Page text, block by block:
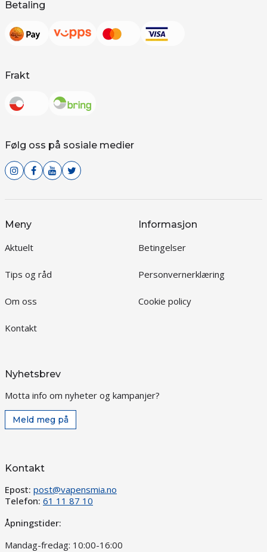
Betaling
Frakt
Følg oss på sosiale medier
Meny
Aktuelt
Tips og råd
Om oss
Kontakt
Informasjon
Betingelser
Personvernerklæring
Cookie policy
Nyhetsbrev
Motta info om nyheter og kampanjer?
Meld meg på
Kontakt
Epost: post@vapensmia.no
Telefon: 61 11 87 10
Åpningstider:
Mandag-fredag: 10:00-16:00